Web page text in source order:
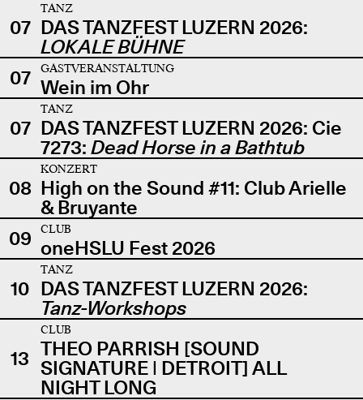
07
TANZ
DAS TANZFEST LUZERN 2026:
LOKALE BÜHNE
07
GASTVERANSTALTUNG
Wein im Ohr
07
TANZ
DAS TANZFEST LUZERN 2026: Cie
7273: Dead Horse in a Bathtub
08
KONZERT
High on the Sound #11: Club Arielle
& Bruyante
09
CLUB
oneHSLU Fest 2026
10
TANZ
DAS TANZFEST LUZERN 2026:
Tanz-Workshops
13
CLUB
THEO PARRISH [SOUND
SIGNATURE | DETROIT] ALL
NIGHT LONG